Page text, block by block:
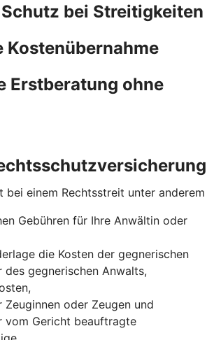
bei Streitigkeiten
Kostenübernahme
Erstberatung ohne
bei einem Rechtsstreit unter anderem
Gebühren für Ihre Anwältin oder
die Kosten der gegnerischen
des gegnerischen Anwalts,
Zeuginnen oder Zeugen und
vom Gericht beauftragte